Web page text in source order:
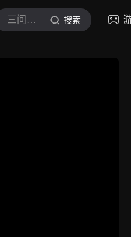
三问学姐 搜索